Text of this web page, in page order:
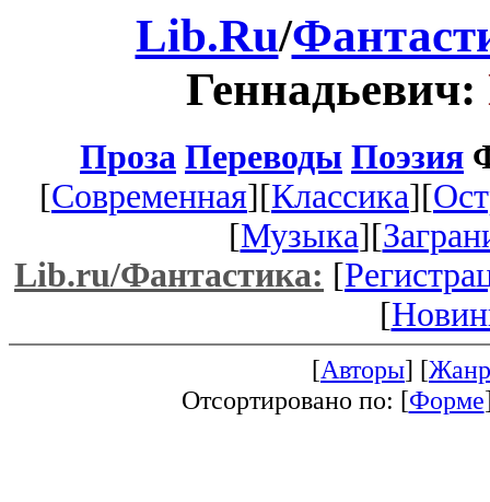
Lib.Ru/
Геннадьевич:
Проза Переводы Поэзия
[Современная][Классика][
[Музыка][
Lib.ru/Фантастика: [
[
[Авторы] [
Отсортировано по: [Форме